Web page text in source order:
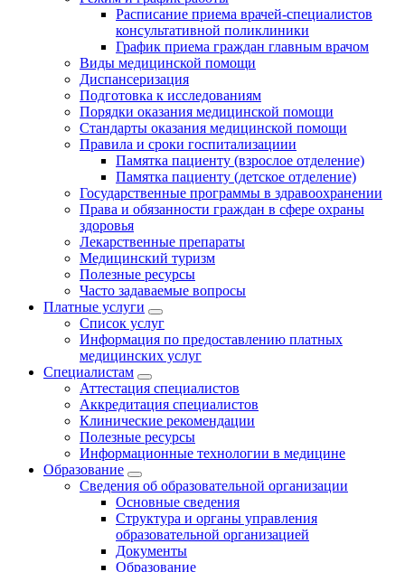
Расписание приема врачей-специалистов
консультативной поликлиники
График приема граждан главным врачом
Виды медицинской помощи
Диспансеризация
Подготовка к исследованиям
Порядки оказания медицинской помощи
Стандарты оказания медицинской помощи
Правила и сроки госпитализациии
Памятка пациенту (взрослое отделение)
Памятка пациенту (детское отделение)
Государственные программы в здравоохранении
Права и обязанности граждан в сфере охраны
здоровья
Лекарственные препараты
Медицинский туризм
Полезные ресурсы
Часто задаваемые вопросы
Платные услуги
Список услуг
Информация по предоставлению платных
медицинских услуг
Специалистам
Аттестация специалистов
Аккредитация специалистов
Клинические рекомендации
Полезные ресурсы
Информационные технологии в медицине
Образование
Сведения об образовательной организации
Основные сведения
Структура и органы управления
образовательной организацией
Документы
Образование